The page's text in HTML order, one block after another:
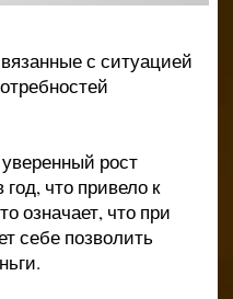
с ситуацией
рост
что привело к
означает, что при
себе позволить